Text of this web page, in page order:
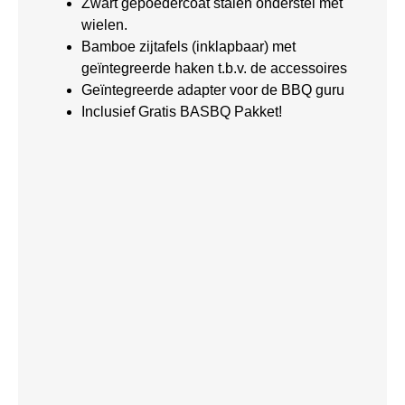
Zwart gepoedercoat stalen onderstel met
wielen.
Bamboe zijtafels (inklapbaar) met
geïntegreerde haken t.b.v. de accessoires
Geïntegreerde adapter voor de BBQ guru
Inclusief Gratis BASBQ Pakket!